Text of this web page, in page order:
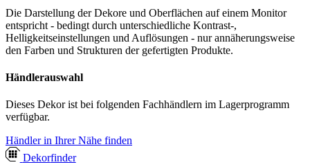
Die Darstellung der Dekore und Oberflächen auf einem Monitor
entspricht - bedingt durch unterschiedliche Kontrast-,
Helligkeitseinstellungen und Auflösungen - nur annäherungsweise
den Farben und Strukturen der gefertigten Produkte.
Händlerauswahl
Dieses Dekor ist bei folgenden Fachhändlern im Lagerprogramm
verfügbar.
Händler in Ihrer Nähe finden
Dekorfinder